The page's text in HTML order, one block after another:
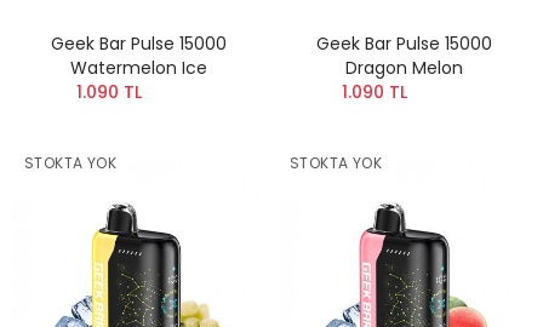
Geek Bar Pulse 15000
Watermelon Ice
1.090 TL
Geek Bar Pulse 15000
Dragon Melon
1.090 TL
STOKTA YOK STOKTA YOK